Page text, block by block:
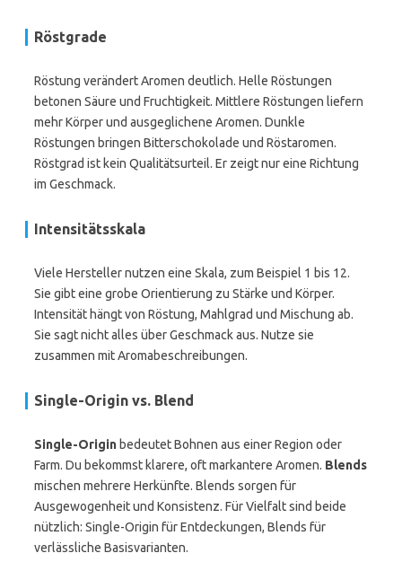
Röstgrade
Röstung verändert Aromen deutlich. Helle Röstungen
betonen Säure und Fruchtigkeit. Mittlere Röstungen liefern
mehr Körper und ausgeglichene Aromen. Dunkle
Röstungen bringen Bitterschokolade und Röstaromen.
Röstgrad ist kein Qualitätsurteil. Er zeigt nur eine Richtung
im Geschmack.
Intensitätsskala
Viele Hersteller nutzen eine Skala, zum Beispiel 1 bis 12.
Sie gibt eine grobe Orientierung zu Stärke und Körper.
Intensität hängt von Röstung, Mahlgrad und Mischung ab.
Sie sagt nicht alles über Geschmack aus. Nutze sie
zusammen mit Aromabeschreibungen.
Single-Origin vs. Blend
Single-Origin bedeutet Bohnen aus einer Region oder
Farm. Du bekommst klarere, oft markantere Aromen. Blends
mischen mehrere Herkünfte. Blends sorgen für
Ausgewogenheit und Konsistenz. Für Vielfalt sind beide
nützlich: Single-Origin für Entdeckungen, Blends für
verlässliche Basisvarianten.